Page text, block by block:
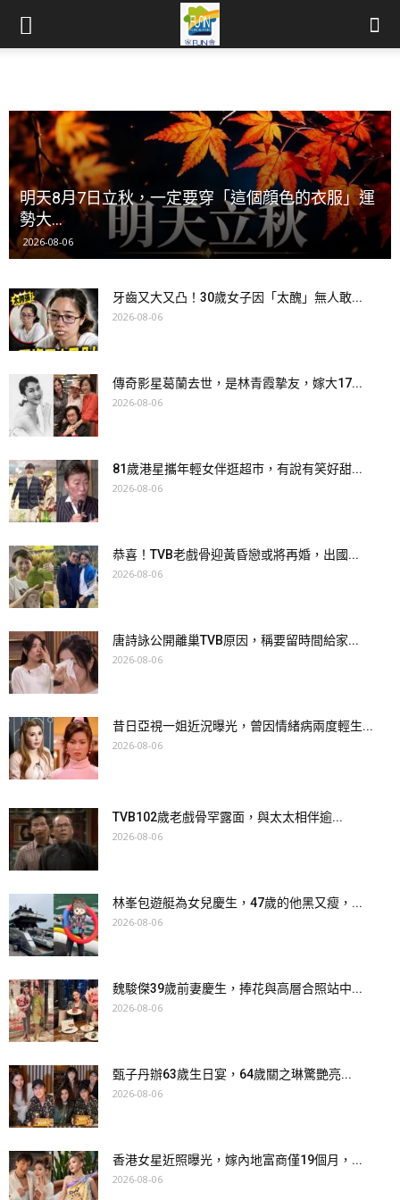
明天8月7日立秋，一定要穿「這個顔色的衣服」運
勢大...
2026-08-06
牙齒又大又凸！30歲女子因「太醜」無人敢...
2026-08-06
傳奇影星葛蘭去世，是林青霞摯友，嫁大17...
2026-08-06
81歲港星攜年輕女伴逛超市，有說有笑好甜...
2026-08-06
恭喜！TVB老戲骨迎黃昏戀或將再婚，出國...
2026-08-06
唐詩詠公開離巢TVB原因，稱要留時間給家...
2026-08-06
昔日亞視一姐近況曝光，曾因情緒病兩度輕生...
2026-08-06
TVB102歲老戲骨罕露面，與太太相伴逾...
2026-08-06
林峯包遊艇為女兒慶生，47歲的他黑又瘦，...
2026-08-06
魏駿傑39歲前妻慶生，捧花與高層合照站中...
2026-08-06
甄子丹辦63歲生日宴，64歲關之琳驚艷亮...
2026-08-06
香港女星近照曝光，嫁內地富商僅19個月，...
2026-08-06